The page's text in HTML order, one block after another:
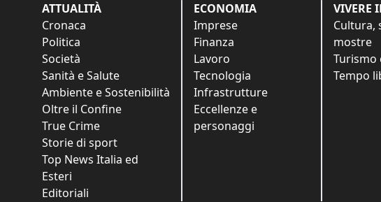
ATTUALITÀ
Cronaca
Politica
Società
Sanità e Salute
Ambiente e Sostenibilità
Oltre il Confine
True Crime
Storie di sport
Top News Italia ed
Esteri
Editoriali
ECONOMIA
Imprese
Finanza
Lavoro
Tecnologia
Infrastrutture
Eccellenze e
personaggi
VIVERE
Cultura,
mostre
Turismo
Tempo